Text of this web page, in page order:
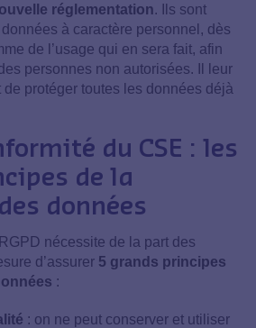
réglementation. Ils sont
à caractère personnel, dès
de l’usage qui en sera fait, afin
personnes non autorisées. Il leur
protéger toutes les données déjà
du CSE : les
de la
données
nécessite de la part des
d’assurer 5 grands principes
:
: on ne peut conserver et utiliser